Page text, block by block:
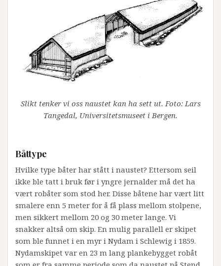
Slikt tenker vi oss naustet kan ha sett ut. Foto: Lars
Tangedal, Universitetsmuseet i Bergen.
Båttype
Hvilke type båter har stått i naustet? Ettersom seil
ikke ble tatt i bruk før i yngre jernalder må det ha
vært robåter som stod her. Disse båtene har vært litt
smalere enn 5 meter for å få plass mellom stolpene,
men sikkert mellom 20 og 30 meter lange. Vi
snakker altså om skip. En mulig parallell er skipet
som ble funnet i en myr i Nydam i Schlewig i 1859.
Nydamskipet var en 23 m lang plankebygget robåt